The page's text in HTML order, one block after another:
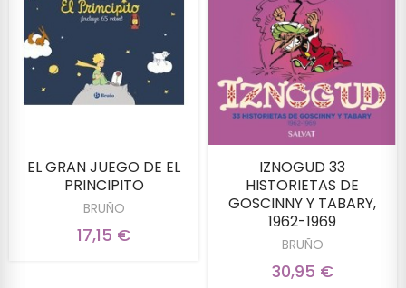
EL GRAN JUEGO DE EL
PRINCIPITO
BRUÑO
17,15 €
IZNOGUD 33
HISTORIETAS DE
GOSCINNY Y TABARY,
1962-1969
BRUÑO
30,95 €